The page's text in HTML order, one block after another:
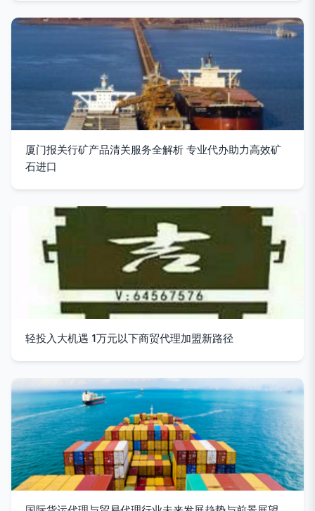
厦门报关行矿产品清关服务全解析 专业代办助力高效矿
石进口
轻投入大机遇 1万元以下商贸代理加盟新路径